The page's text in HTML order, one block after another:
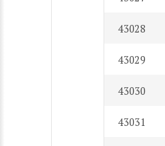
43028
43029
43030
43031